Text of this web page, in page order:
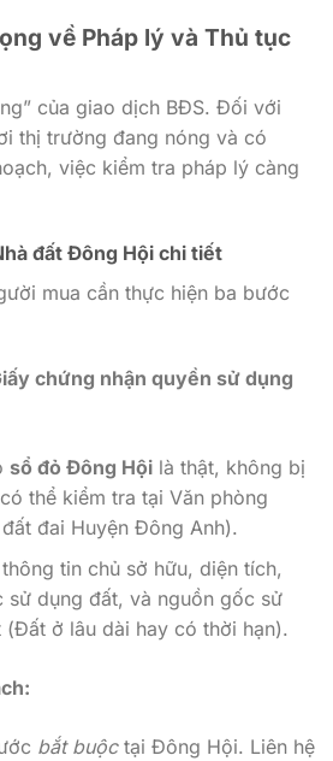
về Pháp lý và Thủ tục
của giao dịch BĐS. Đối với
thị trường đang nóng và có
việc kiểm tra pháp lý càng
đất Đông Hội chi tiết
mua cần thực hiện ba bước
chứng nhận quyền sử dụng
sổ đỏ Đông Hộilà thật, không bị
thể kiểm tra tại Văn phòng
đai Huyện Đông Anh).
tin chủ sở hữu, diện tích,
sử dụng đất, và nguồn gốc sử
(Đất ở lâu dài hay có thời hạn).
bắt buộctại Đông Hội. Liên hệ